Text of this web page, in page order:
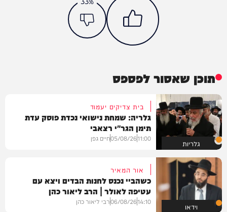
תוכן שאסור לפספס
גלריות
בית צדיקים יעמוד
גלריה: שמחת נישואי נכדת פוסק עדת
תימן הגר"י רצאבי
11:00
05/08/26חיים גפן
וידאו
אור המאיר
כשהביי נכנס לחנות הבדים ויצא עם
עטיפה לאולר | הרב ליאור כהן
14:10
06/08/26רבי ליאור כהן